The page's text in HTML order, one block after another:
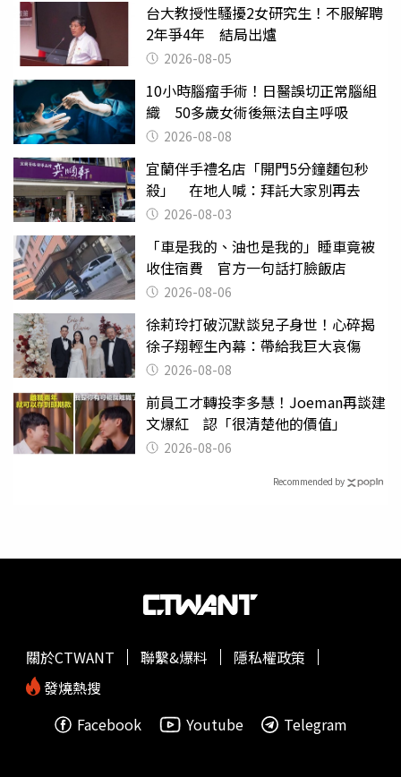
台大教授性騷擾2女研究生！不服解聘
2年爭4年 結局出爐
2026-08-05
10小時腦瘤手術！日醫誤切正常腦組
織 50多歲女術後無法自主呼吸
2026-08-08
宜蘭伴手禮名店「開門5分鐘麵包秒
殺」 在地人喊：拜託大家別再去
2026-08-03
「車是我的、油也是我的」睡車竟被
收住宿費 官方一句話打臉飯店
2026-08-06
徐莉玲打破沉默談兒子身世！心碎揭
徐子翔輕生內幕：帶給我巨大哀傷
2026-08-08
前員工才轉投李多慧！Joeman再談建
文爆紅 認「很清楚他的價值」
2026-08-06
Recommended by
關於CTWANT 聯繫&爆料
隱私權政策
發燒熱搜
Facebook
Youtube Telegram